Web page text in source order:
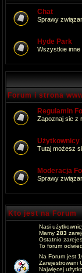
Chat
Sprawy
Hyde Park
Wszystkie inne
Forum i strona
Regulamin
Zapoznaj sie z
Użytkownicy
Tutaj możesz
Moderacja
Sprawy
Kto jest na Forum
Nasi
Mamy 283
Ostatnio
To forum
Na Forum jest
Zarejestrowani
Najwięcej